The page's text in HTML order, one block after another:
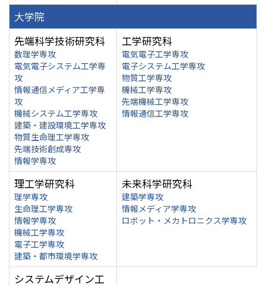
大学院
先端科学技術研究科
数理学専攻
電気電子システム工学専
攻
情報通信メディア工学専
攻
機械システム工学専攻
建築・建設環境工学専攻
物質生命理工学専攻
先端技術創成専攻
情報学専攻
工学研究科
電気電子工学専攻
電子システム工学専攻
物質工学専攻
機械工学専攻
先端機械工学専攻
情報通信工学専攻
理工学研究科
理学専攻
生命理工学専攻
情報学専攻
機械工学専攻
電子工学専攻
建築・都市環境学専攻
未来科学研究科
建築学専攻
情報メディア学専攻
ロボット・メカトロニクス学専攻
システムデザイン工